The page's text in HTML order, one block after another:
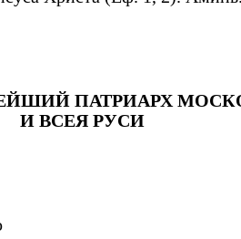
ПАТРИАРХ
И ВСЕЯ РУСИ